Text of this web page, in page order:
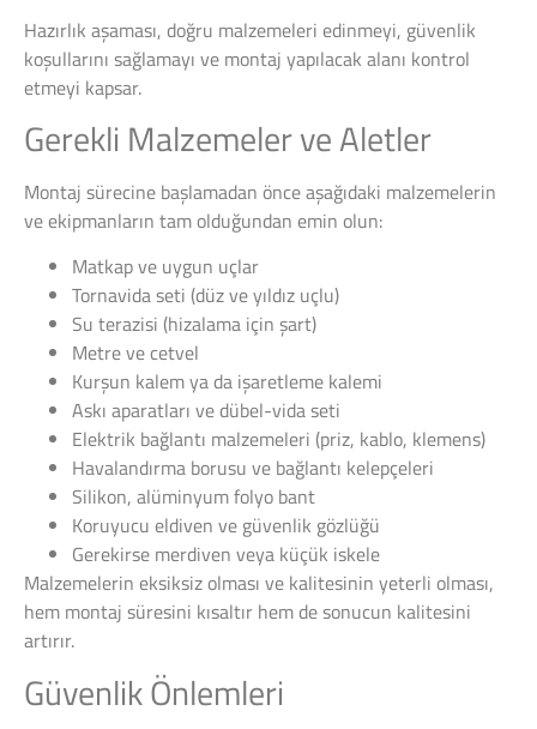
Hazırlık aşaması, doğru malzemeleri edinmeyi, güvenlik
koşullarını sağlamayı ve montaj yapılacak alanı kontrol
etmeyi kapsar.
Gerekli Malzemeler ve Aletler
Montaj sürecine başlamadan önce aşağıdaki malzemelerin
ve ekipmanların tam olduğundan emin olun:
Matkap ve uygun uçlar
Tornavida seti (düz ve yıldız uçlu)
Su terazisi (hizalama için şart)
Metre ve cetvel
Kurşun kalem ya da işaretleme kalemi
Askı aparatları ve dübel-vida seti
Elektrik bağlantı malzemeleri (priz, kablo, klemens)
Havalandırma borusu ve bağlantı kelepçeleri
Silikon, alüminyum folyo bant
Koruyucu eldiven ve güvenlik gözlüğü
Gerekirse merdiven veya küçük iskele
Malzemelerin eksiksiz olması ve kalitesinin yeterli olması,
hem montaj süresini kısaltır hem de sonucun kalitesini
artırır.
Güvenlik Önlemleri